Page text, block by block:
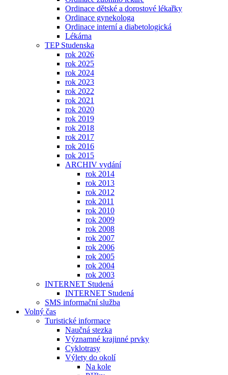
Ordinace dětské a dorostové lékařky
Ordinace gynekologa
Ordinace interní a diabetologická
Lékárna
TEP Studenska
rok 2026
rok 2025
rok 2024
rok 2023
rok 2022
rok 2021
rok 2020
rok 2019
rok 2018
rok 2017
rok 2016
rok 2015
ARCHIV vydání
rok 2014
rok 2013
rok 2012
rok 2011
rok 2010
rok 2009
rok 2008
rok 2007
rok 2006
rok 2005
rok 2004
rok 2003
INTERNET Studená
INTERNET Studená
SMS informační služba
Volný čas
Turistické informace
Naučná stezka
Významné krajinné prvky
Cyklotrasy
Výlety do okolí
Na kole